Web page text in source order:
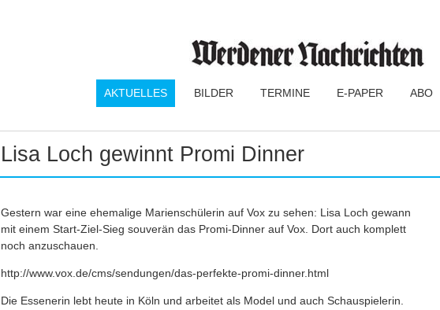
AKTUELLES BILDER TERMINE E-PAPER ABO
Lisa Loch gewinnt Promi Dinner
Gestern war eine ehemalige Marienschülerin auf Vox zu sehen: Lisa Loch gewann
mit einem Start-Ziel-Sieg souverän das Promi-Dinner auf Vox. Dort auch komplett
noch anzuschauen.
http://www.vox.de/cms/sendungen/das-perfekte-promi-dinner.html
Die Essenerin lebt heute in Köln und arbeitet als Model und auch Schauspielerin.